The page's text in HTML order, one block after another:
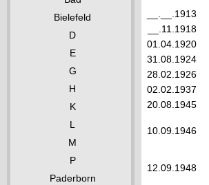
Bielefeld
D
E
G
H
K
L
M
P
Paderborn
__.__.1913
__.11.1918
01.04.1920
31.08.1924
28.02.1926
02.02.1937
20.08.1945
10.09.1946
12.09.1948